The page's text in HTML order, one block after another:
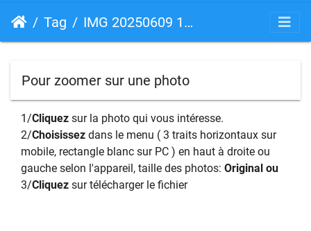
Tag IMG 20250609 161711
Pour zoomer sur une photo
1/Cliquez sur la photo qui vous intéresse.
2/Choisissez dans le menu ( 3 traits horizontaux sur
mobile, rectangle blanc sur PC ) en haut à droite ou
gauche selon l'appareil, taille des photos: Original ou
3/Cliquez sur télécharger le fichier